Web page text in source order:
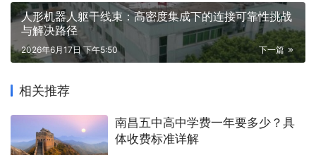
人形机器人躯干线束：高密度集成下的连接可靠性挑战
与解决路径
下一篇
2026年6月17日 下午5:50
相关推荐
南昌五中高中学费一年要多少？具
体收费标准详解